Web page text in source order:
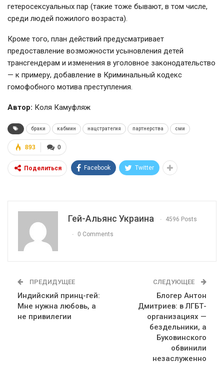
гетеросексуальных пар (такие тоже бывают, в том числе,
среди людей пожилого возраста).
Кроме того, план действий предусматривает
предоставление возможности усыновления детей
трансгендерам и изменения в уголовное законодательство
— к примеру, добавление в Криминальный кодекс
гомофобного мотива преступления.
Автор: Коля Камуфляж
браки кабмин нацстратегия партнерства сми
0
893
Поделиться Facebook Twitter
Гей-Альянс Украина 4596 Posts
0 Comments
ПРЕДИДУЩЕЕ
Индийский принц-гей:
Мне нужна любовь, а
не привилегии
СЛЕДУЮЩЕЕ
Блогер Антон
Дмитриев: в ЛГБТ-
организациях —
бездельники, а
Буковинского
обвинили
незаслуженно